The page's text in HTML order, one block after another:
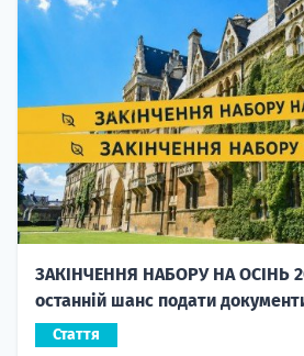
ЗАКІНЧЕННЯ НАБОРУ НА ОСІНЬ
останній шанс подати
Стаття